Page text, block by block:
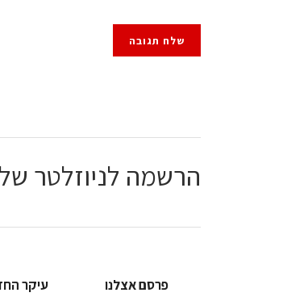
הרשמה לניוזלטר של ChiPortal
פרסם אצלנו
עיקר